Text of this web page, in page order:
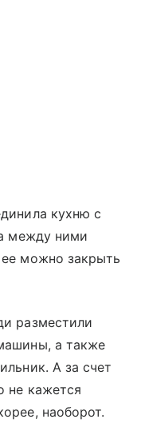
кухню с
между ними
можно закрыть
разместили
а также
А за счет
не кажется
наоборот.